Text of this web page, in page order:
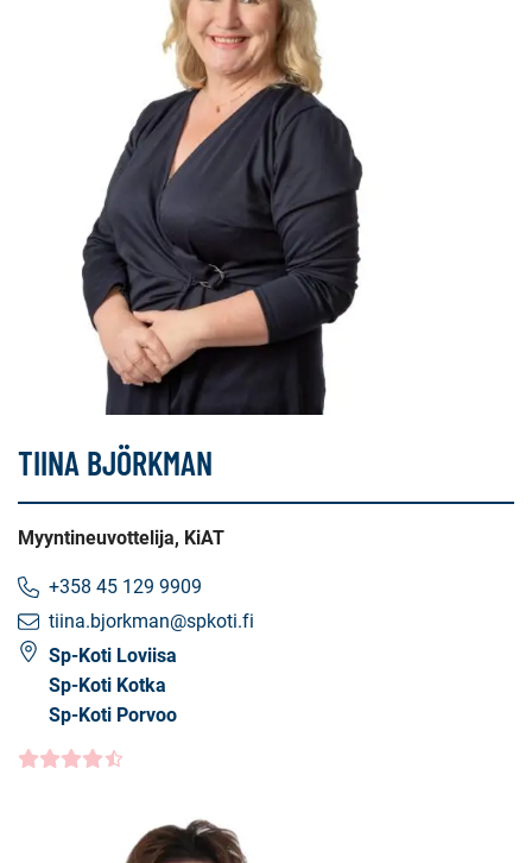
TIINA BJÖRKMAN
Myyntineuvottelija, KiAT
+358 45 129 9909
tiina.bjorkman@spkoti.fi
Sp-Koti Loviisa
Sp-Koti Kotka
Sp-Koti Porvoo
Asiakasarvio